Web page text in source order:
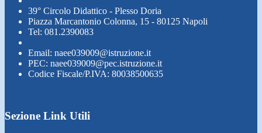
39° Circolo Didattico - Plesso Doria
Piazza Marcantonio Colonna, 15 - 80125 Napoli
Tel: 081.2390083
Email: naee039009@istruzione.it
PEC: naee039009@pec.istruzione.it
Codice Fiscale/P.IVA: 80038500635
Sezione Link Utili